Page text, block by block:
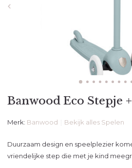
Banwood Eco Stepje
Merk: Banwood Bekijk alles Spelen
Duurzaam design en speelplezier
vriendelijke step die met je kind